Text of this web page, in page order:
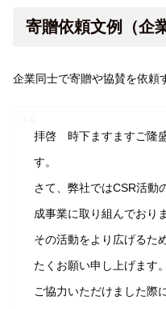
寄贈依頼文例（企
企業同士で寄贈や協賛を依頼
拝啓 時下ますますご隆
す。
さて、弊社ではCSR活動
成事業に取り組んでおり
その活動をより広げるた
たくお願い申し上げます。
ご協力いただけました際